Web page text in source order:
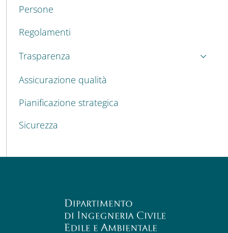
Persone
Regolamenti
Trasparenza
Assicurazione qualità
Pianificazione strategica
Sicurezza